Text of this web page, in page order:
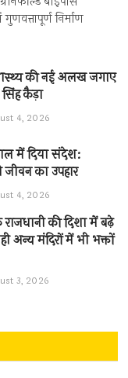
निर्माण
की नई अलख जगाए
कैड़ा
4, 2026
में दिया संदेश:
का उपहार
4, 2026
की दिशा में बढ़े
अन्य मंदिरों में भी भक्तों
3, 2026